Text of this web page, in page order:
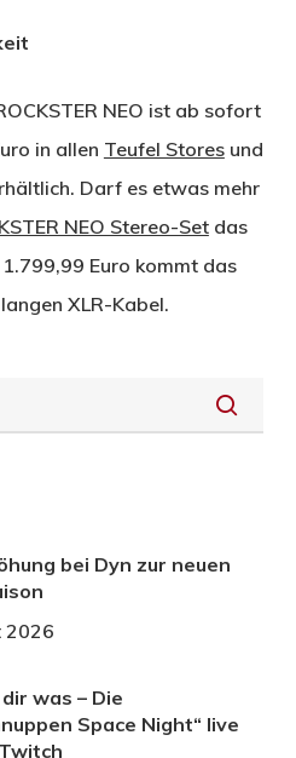
NEO ist ab sofort
in allen Teufel Storesund
Darf es etwas mehr
NEO Stereo-Setdas
Euro kommt das
XLR-Kabel.
bei Dyn zur neuen
2026
was – Die
Space Night“ live